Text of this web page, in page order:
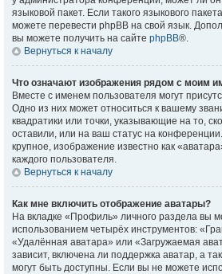
языковой пакет. Если такого языкового
можете перевести phpBB на свой язык.
вы можете получить на сайте phpBB®.
Вернуться к началу
Что означают изображения рядом с моим
Вместе с именем пользователя могут
Одно из них может относиться к вашему
квадратики или точки, указывающие на то,
оставили, или на ваш статус на
крупное, изображение известно как
каждого пользователя.
Вернуться к началу
Как мне включить отображение аватары?
На вкладке «Профиль» личного раздела вы
использованием четырёх инструментов:
«Удалённая аватара» или «Загружаемая
зависит, включена ли поддержка аватар, а
могут быть доступны. Если вы не можете